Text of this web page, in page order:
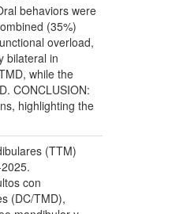
behaviors were
(35%)
overload,
bilateral in
while the
CONCLUSION:
highlighting the
(TTM)
con
(DC/TMD),